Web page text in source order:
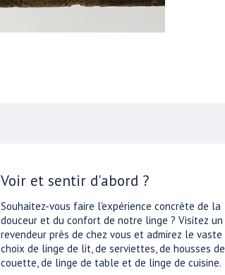
Voir et sentir d'abord ?
Souhaitez-vous faire l'expérience concrète de la
douceur et du confort de notre linge ? Visitez un
revendeur près de chez vous et admirez le vaste
choix de linge de lit, de serviettes, de housses de
couette, de linge de table et de linge de cuisine.